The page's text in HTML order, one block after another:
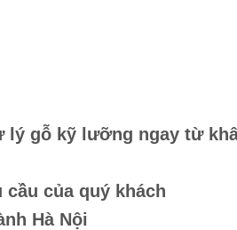
lý gỗ kỹ lưỡng ngay từ
của quý khách
Hà Nội